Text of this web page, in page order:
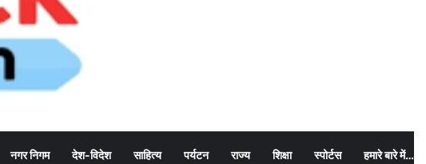
नगर निगम देश-विदेश साहित्य पर्यटन राज्य शिक्षा स्पोर्टस हमारे बारे में…